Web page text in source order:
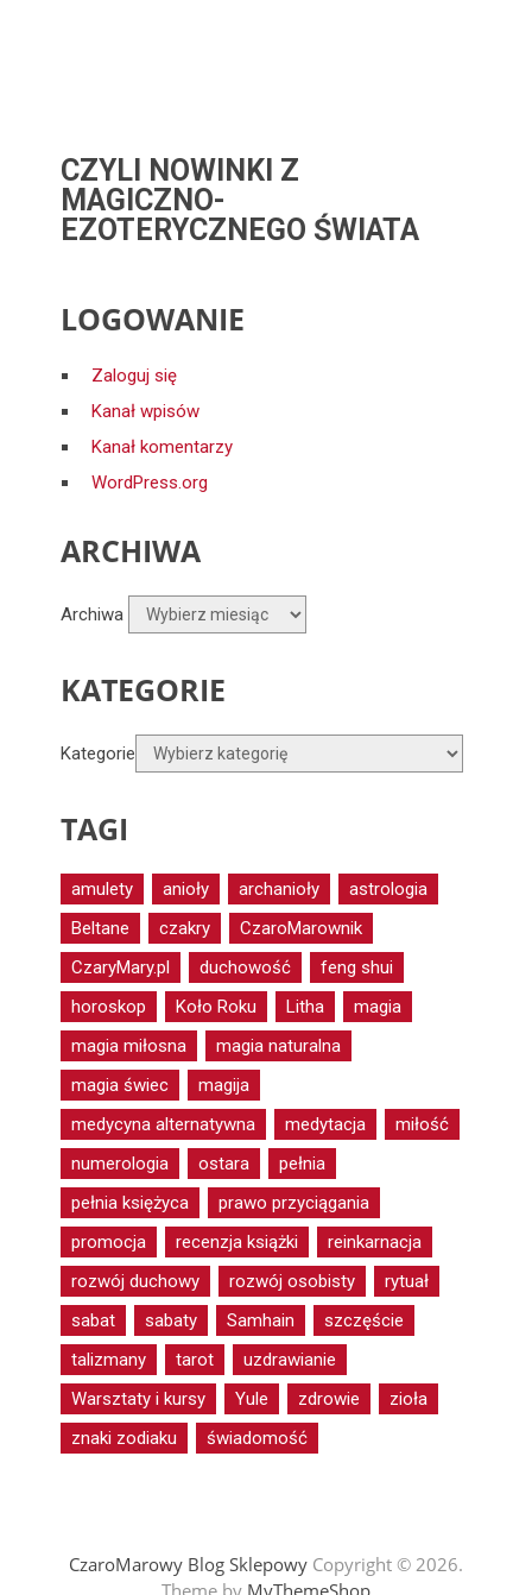
CZYLI NOWINKI Z
MAGICZNO-
EZOTERYCZNEGO ŚWIATA
LOGOWANIE
Zaloguj się
Kanał wpisów
Kanał komentarzy
WordPress.org
ARCHIWA
Archiwa
KATEGORIE
Kategorie
TAGI
amulety anioły archanioły
astrologia
Beltane
czakry
CzaroMarownik
CzaryMary.pl
duchowość
feng shui
horoskop
Koło Roku Litha
magia
magia miłosna
magia naturalna
magia świec
magija
medycyna alternatywna
medytacja
miłość
numerologia
ostara
pełnia
pełnia księżyca
prawo przyciągania
promocja
recenzja książki
reinkarnacja
rozwój duchowy
rozwój osobisty
rytuał
sabat
sabaty Samhain
szczęście
talizmany
tarot
uzdrawianie
Warsztaty i kursy
Yule zdrowie
zioła
znaki zodiaku
świadomość
CzaroMarowy Blog SklepowyCopyright © 2026.